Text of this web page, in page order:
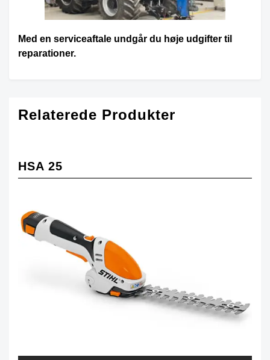
Med en serviceaftale undgår du høje udgifter til
reparationer.
Relaterede Produkter
HSA 25